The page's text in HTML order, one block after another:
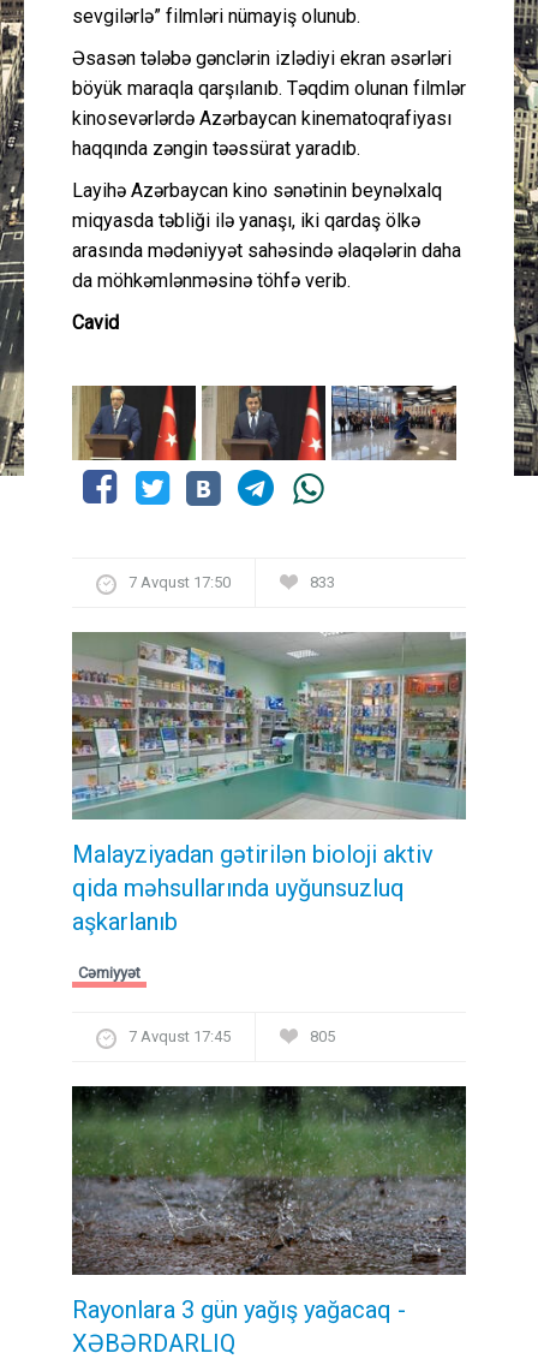
sevgilərlə” filmləri nümayiş olunub.
Əsasən tələbə gənclərin izlədiyi ekran əsərləri
böyük maraqla qarşılanıb. Təqdim olunan filmlər
kinosevərlərdə Azərbaycan kinematoqrafiyası
haqqında zəngin təəssürat yaradıb.
Layihə Azərbaycan kino sənətinin beynəlxalq
miqyasda təbliği ilə yanaşı, iki qardaş ölkə
arasında mədəniyyət sahəsində əlaqələrin daha
da möhkəmlənməsinə töhfə verib.
Cavid
7 Avqust 17:50 833
Malayziyadan gətirilən bioloji aktiv
qida məhsullarında uyğunsuzluq
aşkarlanıb
Cəmiyyət
7 Avqust 17:45 805
Rayonlara 3 gün yağış yağacaq -
XƏBƏRDARLIQ